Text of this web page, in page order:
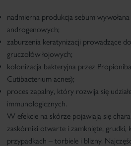
nadmierna produkcja sebum
androgenowych;
zaburzenia keratynizacji prowadzące
gruczołów łojowych;
kolonizacja bakteryjna przez
Cutibacterium acnes);
proces zapalny, który rozwija się
immunologicznych.
W efekcie na skórze pojawiają się
zaskórniki otwarte i zamknięte, grudki,
przypadkach – torbiele i blizny.